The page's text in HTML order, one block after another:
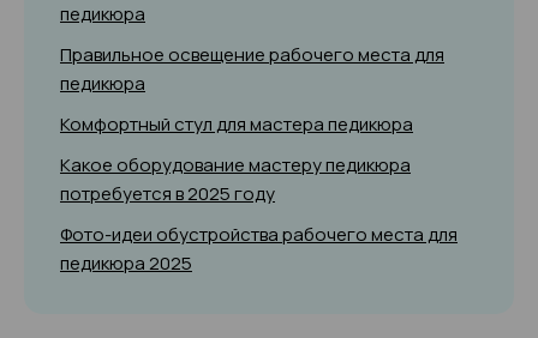
педикюра
Правильное освещение рабочего места для
педикюра
Комфортный стул для мастера педикюра
Какое оборудование мастеру педикюра
потребуется в 2025 году
Фото-идеи обустройства рабочего места для
педикюра 2025